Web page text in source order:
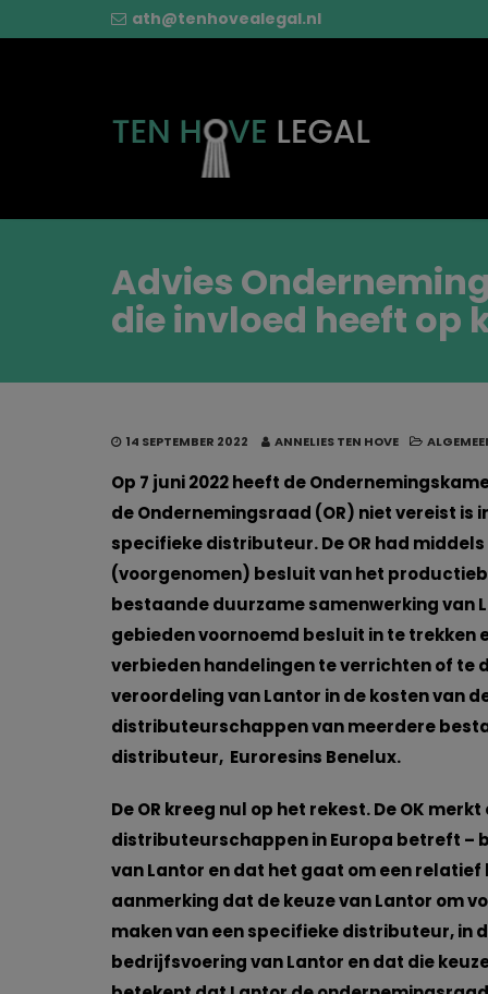
ath@tenhovealegal.nl
Advies
die invloed heeft op
14 SEPTEMBER 2022 ANNELIES TEN HOVE
Op 7 juni 2022 heeft de
de Ondernemingsraad (OR) niet vereist is
specifieke distributeur. De OR had
(voorgenomen) besluit van het
bestaande duurzame samenwerking van
gebieden voornoemd besluit in te trekken
verbieden handelingen te verrichten of te
veroordeling van Lantor in de kosten van
distributeurschappen van meerdere
distributeur, Euroresins Benelux.
De OR kreeg nul op het rekest. De OK
distributeurschappen in Europa betreft –
van Lantor en dat het gaat om een
aanmerking dat de keuze van Lantor om
maken van een specifieke distributeur, in
bedrijfsvoering van Lantor en dat die